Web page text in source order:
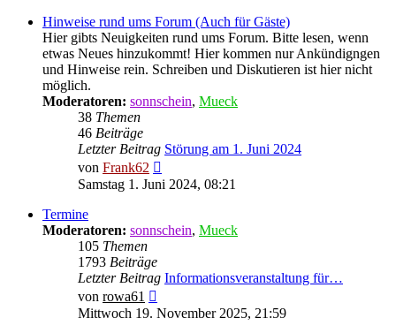
Hinweise rund ums Forum (Auch für Gäste)
Hier gibts Neuigkeiten rund ums Forum. Bitte lesen, wenn
etwas Neues hinzukommt! Hier kommen nur Ankündigngen
und Hinweise rein. Schreiben und Diskutieren ist hier nicht
möglich.
Moderatoren: sonnschein, Mueck
38 Themen
46 Beiträge
Letzter Beitrag Störung am 1. Juni 2024
von Frank62
Beitrag
Samstag 1. Juni 2024, 08:21
Termine
Moderatoren: sonnschein, Mueck
105 Themen
1793 Beiträge
Letzter Beitrag Informationsveranstaltung für…
von rowa61
Beitrag
Mittwoch 19. November 2025, 21:59